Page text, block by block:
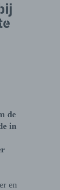
de
in
en